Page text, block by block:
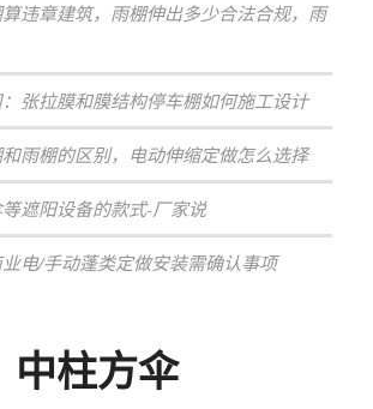
违章建筑，雨棚伸出多少合法合规，雨
张拉膜和膜结构停车棚如何施工设计
雨棚的区别，电动伸缩定做怎么选择
遮阳设备的款式-厂家说
电/手动蓬类定做安装需确认事项
中柱方伞